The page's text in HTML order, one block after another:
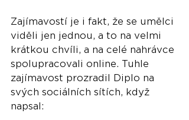
Zajímavostí je i fakt, že se umělci
viděli jen jednou, a to na velmi
krátkou chvíli, a na celé nahrávce
spolupracovali online. Tuhle
zajímavost prozradil Diplo na
svých sociálních sítích, když
napsal: